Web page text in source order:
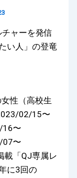
ャーを発信
い人」の登竜
性（高校生
02/15〜
16〜
07〜
載「QJ専属レ
に3回の